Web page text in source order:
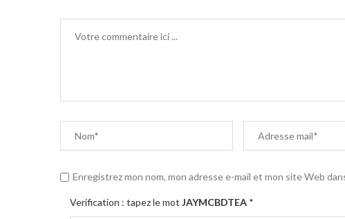
Enregistrez mon nom, mon adresse e-mail et mon site Web
Verification : tapez le mot JAYMCBDTEA *